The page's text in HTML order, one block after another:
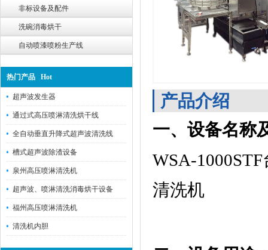
非标设备及配件
洗碗消毒烘干
自动喷漆喷粉生产线
热门产品 Hot
超声波发生器
通过式高压喷淋清洗烘干线
全自动垂直升降式超声波清洗线
槽式超声波除渣设备
泉州高压喷淋清洗机
超声波、喷淋清洗消毒烘干设备
福州高压喷淋清洗机
清洗机内胆
产品介绍
一、设备名称
WSA-
清洗机